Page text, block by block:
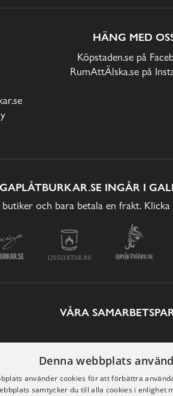
HÄNG MED
Köpstaden.se på
RumAttÄlska.se på
INGÅR I
och bara betala en frakt.
VÅRA
Denna webbplats
använder cookies för att förbättra
samtycker du till alla cookies i enlighet